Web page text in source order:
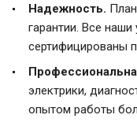
Надежность.
гарантии. Все наши
сертифицированы
электрики,
опытом работы